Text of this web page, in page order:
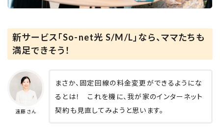
新サービス「So-net光 S/M/L」なら、ママたちも
満足できそう！
遠藤さん
まさか、固定回線の料金変更ができるようにな
るとは！ これを機に、我が家のインターネット
契約も見直してみようと思います。